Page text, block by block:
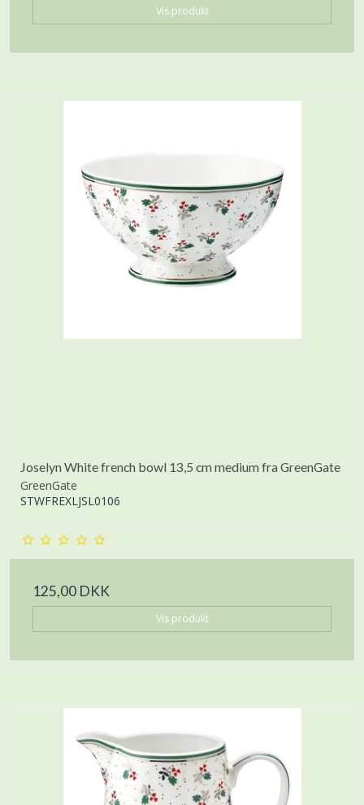
Vis produkt
Joselyn White french bowl 13,5 cm medium fra GreenGate
GreenGate
STWFREXLJSL0106
125,00 DKK
Vis produkt